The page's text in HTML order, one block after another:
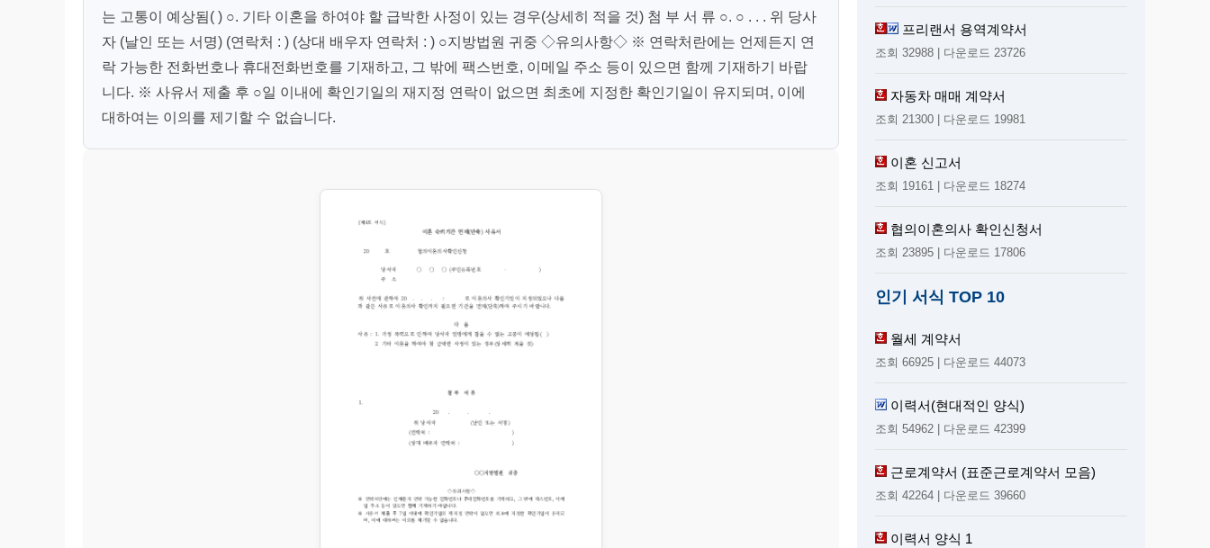
는 고통이 예상됨( ) ○. 기타 이혼을 하여야 할 급박한 사정이 있는 경우(상세히 적을 것) 첨 부 서 류 ○. ○ . . . 위 당사
자 (날인 또는 서명) (연락처 : ) (상대 배우자 연락처 : ) ○지방법원 귀중 ◇유의사항◇ ※ 연락처란에는 언제든지 연
락 가능한 전화번호나 휴대전화번호를 기재하고, 그 밖에 팩스번호, 이메일 주소 등이 있으면 함께 기재하기 바랍
니다. ※ 사유서 제출 후 ○일 이내에 확인기일의 재지정 연락이 없으면 최초에 지정한 확인기일이 유지되며, 이에
대하여는 이의를 제기할 수 없습니다.
프리랜서 용역계약서
조회 32988 | 다운로드 23726
자동차 매매 계약서
조회 21300 | 다운로드 19981
이혼 신고서
조회 19161 | 다운로드 18274
협의이혼의사 확인신청서
조회 23895 | 다운로드 17806
인기 서식 TOP 10
월세 계약서
조회 66925 | 다운로드 44073
이력서(현대적인 양식)
조회 54962 | 다운로드 42399
근로계약서 (표준근로계약서 모음)
조회 42264 | 다운로드 39660
이력서 양식 1